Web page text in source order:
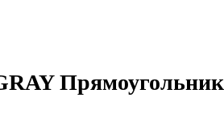
Прямоугольник